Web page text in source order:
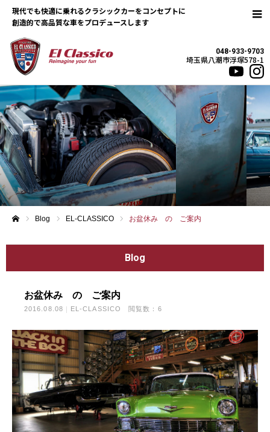
現代でも快適に乗れるクラシックカーをコンセプトに
048-933-9703
埼玉県八潮市浮塚578-1
Blog EL-CLASSICO お盆休み の ご案内
Blog
お盆休み の ご案内
2016.08.08 EL-CLASSICO 閲覧数：6